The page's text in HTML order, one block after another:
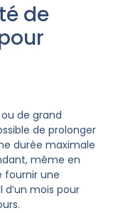
de
de grand
de prolonger
durée maximale
même en
fournir une
mois pour